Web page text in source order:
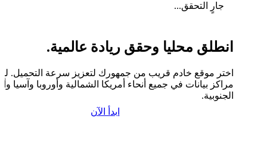
جارٍ التحقق...
انطلق محليا وحقق ريادة عالمية.
اختر موقع خادم قريب من جمهورك لتعزيز سرعة التحميل.
مراكز بيانات في جميع أنحاء أمريكا الشمالية وأوروبا وآسيا
الجنوبية.
ابدأ الآن